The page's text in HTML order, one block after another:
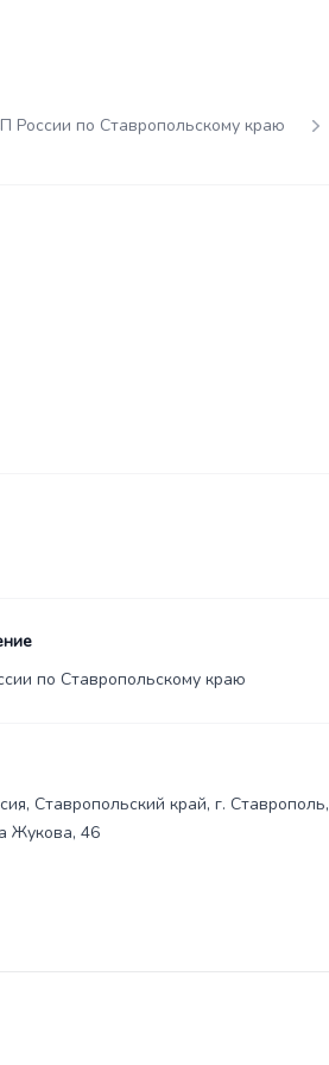
России по Ставропольскому краю
по Ставропольскому краю
Ставропольский край, г. Ставрополь,
Жукова, 46